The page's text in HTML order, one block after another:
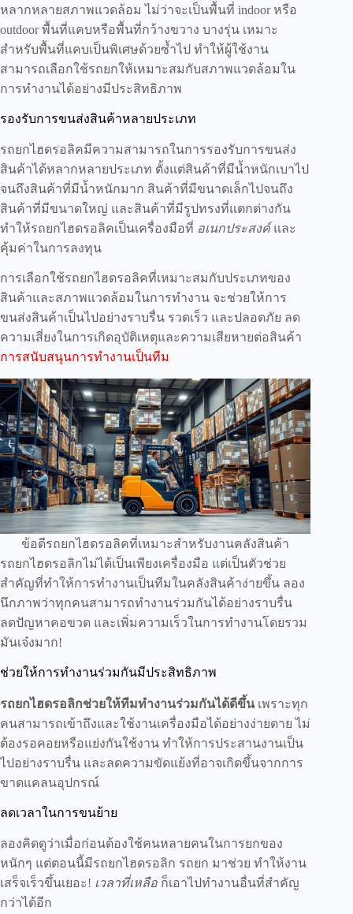
หลากหลายสภาพแวดล้อม ไม่ว่าจะเป็นพื้นที่ indoor หรือ
outdoor พื้นที่แคบหรือพื้นที่กว้างขวาง บางรุ่น เหมาะ
สำหรับพื้นที่แคบเป็นพิเศษด้วยซ้ำไป ทำให้ผู้ใช้งาน
สามารถเลือกใช้รถยกให้เหมาะสมกับสภาพแวดล้อมใน
การทำงานได้อย่างมีประสิทธิภาพ
รองรับการขนส่งสินค้าหลายประเภท
รถยกไฮดรอลิคมีความสามารถในการรองรับการขนส่ง
สินค้าได้หลากหลายประเภท ตั้งแต่สินค้าที่มีน้ำหนักเบาไป
จนถึงสินค้าที่มีน้ำหนักมาก สินค้าที่มีขนาดเล็กไปจนถึง
สินค้าที่มีขนาดใหญ่ และสินค้าที่มีรูปทรงที่แตกต่างกัน
ทำให้รถยกไฮดรอลิคเป็นเครื่องมือที่ อเนกประสงค์ และ
คุ้มค่าในการลงทุน
การเลือกใช้รถยกไฮดรอลิคที่เหมาะสมกับประเภทของ
สินค้าและสภาพแวดล้อมในการทำงาน จะช่วยให้การ
ขนส่งสินค้าเป็นไปอย่างราบรื่น รวดเร็ว และปลอดภัย ลด
ความเสี่ยงในการเกิดอุบัติเหตุและความเสียหายต่อสินค้า
การสนับสนุนการทำงานเป็นทีม
ข้อดีรถยกไฮดรอลิคที่เหมาะสำหรับงานคลังสินค้า
รถยกไฮดรอลิกไม่ได้เป็นเพียงเครื่องมือ แต่เป็นตัวช่วย
สำคัญที่ทำให้การทำงานเป็นทีมในคลังสินค้าง่ายขึ้น ลอง
นึกภาพว่าทุกคนสามารถทำงานร่วมกันได้อย่างราบรื่น
ลดปัญหาคอขวด และเพิ่มความเร็วในการทำงานโดยรวม
มันเจ๋งมาก!
ช่วยให้การทำงานร่วมกันมีประสิทธิภาพ
รถยกไฮดรอลิกช่วยให้ทีมทำงานร่วมกันได้ดีขึ้นเพราะทุก
คนสามารถเข้าถึงและใช้งานเครื่องมือได้อย่างง่ายดาย ไม่
ต้องรอคอยหรือแย่งกันใช้งาน ทำให้การประสานงานเป็น
ไปอย่างราบรื่น และลดความขัดแย้งที่อาจเกิดขึ้นจากการ
ขาดแคลนอุปกรณ์
ลดเวลาในการขนย้าย
ลองคิดดูว่าเมื่อก่อนต้องใช้คนหลายคนในการยกของ
หนักๆ แต่ตอนนี้มีรถยกไฮดรอลิก รถยก มาช่วย ทำให้งาน
เสร็จเร็วขึ้นเยอะ! เวลาที่เหลือ ก็เอาไปทำงานอื่นที่สำคัญ
กว่าได้อีก